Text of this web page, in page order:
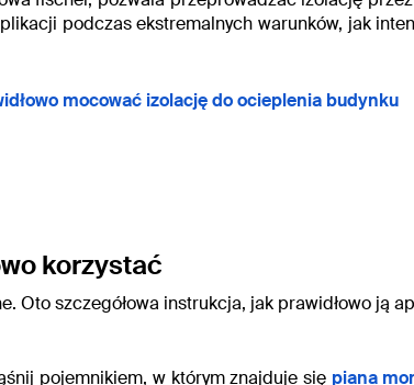
podczas ekstremalnych warunków, jak
mocować izolację do ocieplenia budynku
korzystać
Oto szczegółowa instrukcja, jak prawidłowo ją
pojemnikiem, w którym znajduje się piana